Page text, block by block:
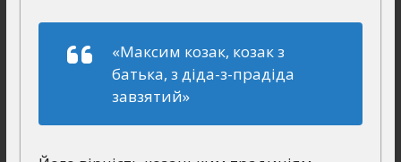
«Максим козак, козак з
батька, з діда-з-прадіда
завзятий»